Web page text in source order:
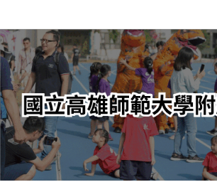
轉
至
主
內
容